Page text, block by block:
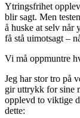
Ytringsfrihet
blir sagt. Men
å huske at selv når
få stå uimotsagt –
Vi må oppmuntre
Jeg har stor tro på
gir uttrykk for sine
opplevd to viktige
dette: